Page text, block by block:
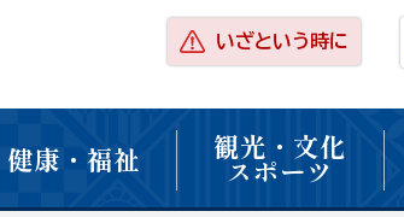
いざという時に
健康・福祉 観光・文化
スポーツ